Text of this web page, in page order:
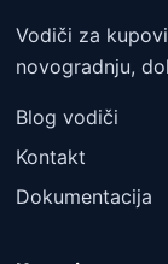
Vodiči za
novogradnju,
Blog vodiči
Kontakt
Dokumentacija